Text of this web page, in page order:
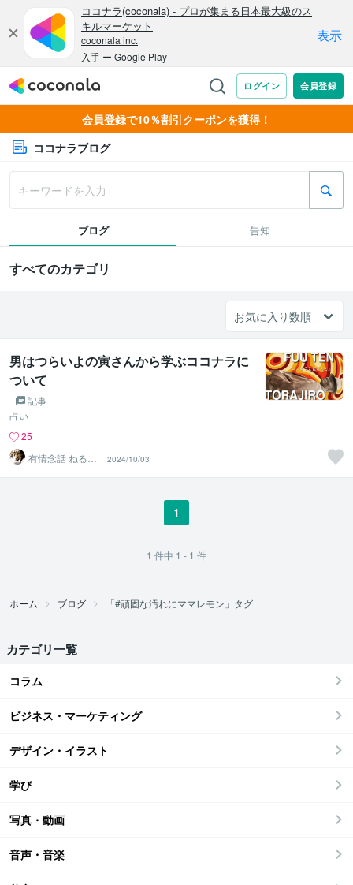
会員登録で10％割引クーポンを獲得！
ココナラブログ
ブログ 告知
すべてのカテゴリ
男はつらいよの寅さんから学ぶココナラに
ついて
記事
占い
25
有情念話 ねる
ふ ﾋﾋﾞｷﾏﾉｽﾍﾞｼ
2024/10/03
1
1 件中 1 - 1 件
ホーム ブログ 「#頑固な汚れにママレモン」タグ
カテゴリ一覧
コラム
ビジネス・マーケティング
デザイン・イラスト
学び
写真・動画
音声・音楽